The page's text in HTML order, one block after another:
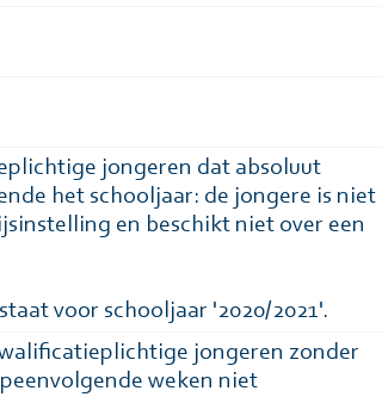
jongeren dat absoluut
het schooljaar: de jongere is niet
en beschikt niet over een
voor schooljaar '2020/2021'.
jongeren zonder
weken niet